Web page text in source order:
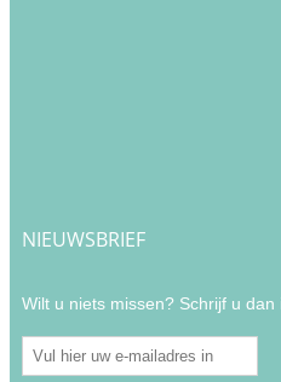
NIEUWSBRIEF
Wilt u niets missen? Schrijf u